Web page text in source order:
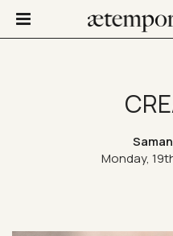
Not
Monday,